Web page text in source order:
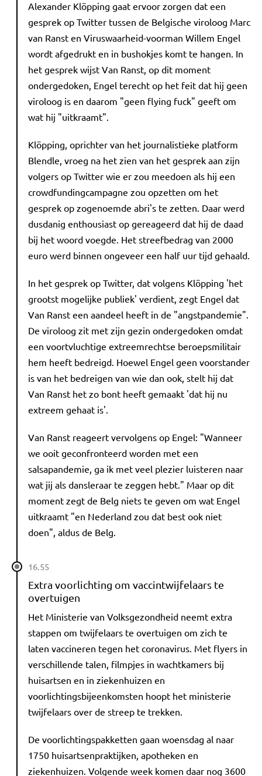
Alexander Klöpping gaat ervoor zorgen dat een
gesprek op Twitter tussen de Belgische viroloog Marc
van Ranst en Viruswaarheid-voorman Willem Engel
wordt afgedrukt en in bushokjes komt te hangen. In
het gesprek wijst Van Ranst, op dit moment
ondergedoken, Engel terecht op het feit dat hij geen
viroloog is en daarom "geen flying fuck" geeft om
wat hij "uitkraamt".
Klöpping, oprichter van het journalistieke platform
Blendle, vroeg na het zien van het gesprek aan zijn
volgers op Twitter wie er zou meedoen als hij een
crowdfundingcampagne zou opzetten om het
gesprek op zogenoemde abri's te zetten. Daar werd
dusdanig enthousiast op gereageerd dat hij de daad
bij het woord voegde. Het streefbedrag van 2000
euro werd binnen ongeveer een half uur tijd gehaald.
In het gesprek op Twitter, dat volgens Klöpping 'het
grootst mogelijke publiek' verdient, zegt Engel dat
Van Ranst een aandeel heeft in de "angstpandemie".
De viroloog zit met zijn gezin ondergedoken omdat
een voortvluchtige extreemrechtse beroepsmilitair
hem heeft bedreigd. Hoewel Engel geen voorstander
is van het bedreigen van wie dan ook, stelt hij dat
Van Ranst het zo bont heeft gemaakt 'dat hij nu
extreem gehaat is'.
Van Ranst reageert vervolgens op Engel: "Wanneer
we ooit geconfronteerd worden met een
salsapandemie, ga ik met veel plezier luisteren naar
wat jij als dansleraar te zeggen hebt." Maar op dit
moment zegt de Belg niets te geven om wat Engel
uitkraamt "en Nederland zou dat best ook niet
doen", aldus de Belg.
16.55
Extra voorlichting om vaccintwijfelaars te
overtuigen
Het Ministerie van Volksgezondheid neemt extra
stappen om twijfelaars te overtuigen om zich te
laten vaccineren tegen het coronavirus. Met flyers in
verschillende talen, filmpjes in wachtkamers bij
huisartsen en in ziekenhuizen en
voorlichtingsbijeenkomsten hoopt het ministerie
twijfelaars over de streep te trekken.
De voorlichtingspakketten gaan woensdag al naar
1750 huisartsenpraktijken, apotheken en
ziekenhuizen. Volgende week komen daar nog 3600